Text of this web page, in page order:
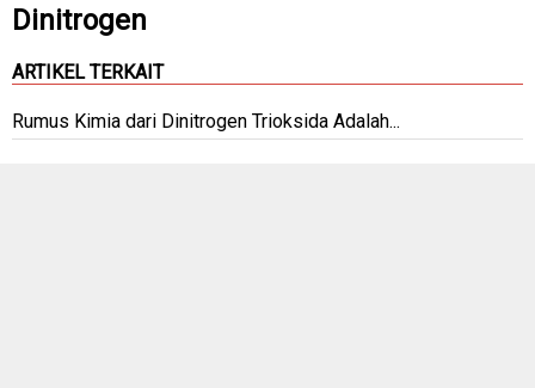
Dinitrogen
ARTIKEL TERKAIT
Rumus Kimia dari Dinitrogen Trioksida Adalah...